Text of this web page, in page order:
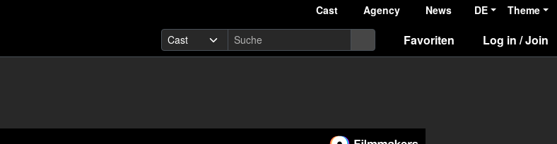
Cast Agency News DE Theme
Favoriten Log in / Join